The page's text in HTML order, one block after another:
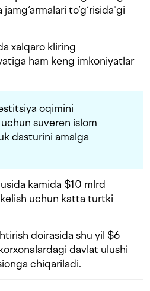
to‘g‘risida"gi
xalqaro kliring
ham keng imkoniyatlar
oqimini
suveren islom
dasturini amalga
kamida $10 mlrd
uchun katta turtki
doirasida shu yil $6
davlat ulushi
chiqariladi.